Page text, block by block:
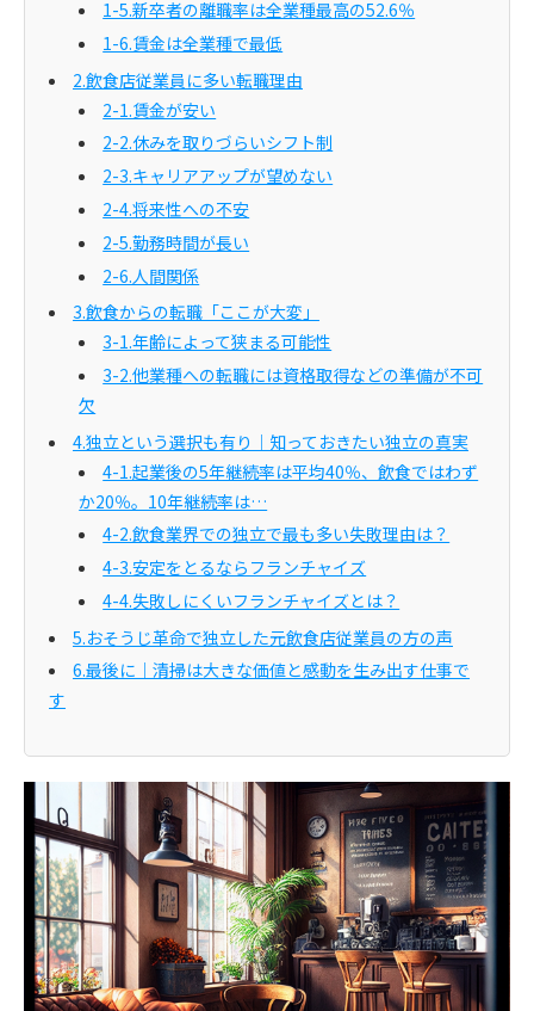
1-5.新卒者の離職率は全業種最高の52.6％
1-6.賃金は全業種で最低
2.飲食店従業員に多い転職理由
2-1.賃金が安い
2-2.休みを取りづらいシフト制
2-3.キャリアアップが望めない
2-4.将来性への不安
2-5.勤務時間が長い
2-6.人間関係
3.飲食からの転職「ここが大変」
3-1.年齢によって狭まる可能性
3-2.他業種への転職には資格取得などの準備が不可
欠
4.独立という選択も有り｜知っておきたい独立の真実
4-1.起業後の5年継続率は平均40％、飲食ではわず
か20％。10年継続率は…
4-2.飲食業界での独立で最も多い失敗理由は？
4-3.安定をとるならフランチャイズ
4-4.失敗しにくいフランチャイズとは？
5.おそうじ革命で独立した元飲食店従業員の方の声
6.最後に｜清掃は大きな価値と感動を生み出す仕事で
す